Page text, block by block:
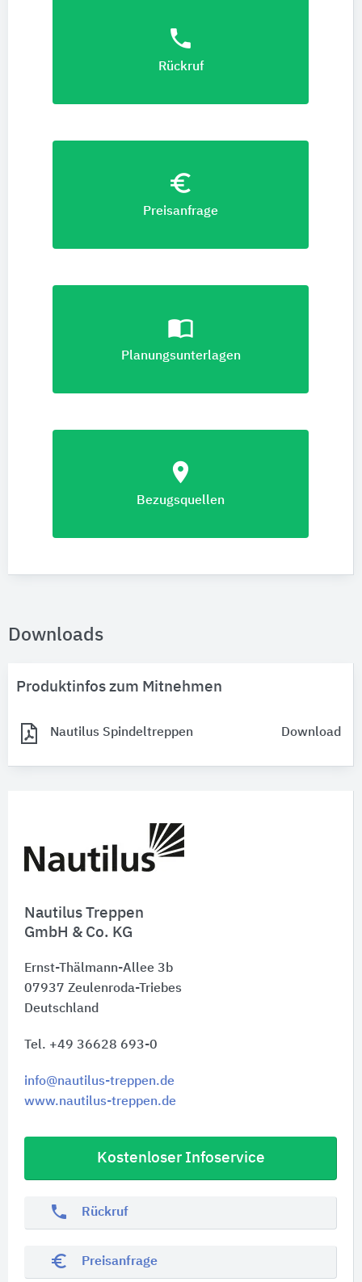
Nautilus Treppen
GmbH & Co. KG
Ernst-Thälmann-Allee 3b
07937 Zeulenroda-Triebes
Deutschland
Tel. +49 36628 693-0
info@nautilus-treppen.de
www.nautilus-treppen.de
Kostenloser Infoservice
phone Rückruf
euro_symbol Preisanfrage
phone
Rückruf
euro_symbol
Preisanfrage
import_contacts
Planungsunterlagen
location_on
Bezugsquellen
Downloads
Produktinfos zum Mitnehmen
Nautilus Spindeltreppen Download